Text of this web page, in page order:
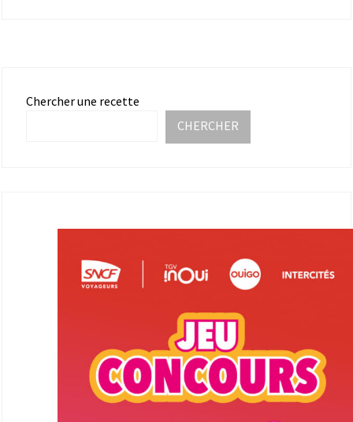
Chercher une recette
CHERCHER